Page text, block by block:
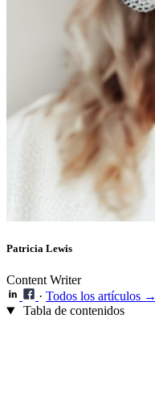
Patricia Lewis
Content Writer
· Todos los artículos →
Tabla de contenidos